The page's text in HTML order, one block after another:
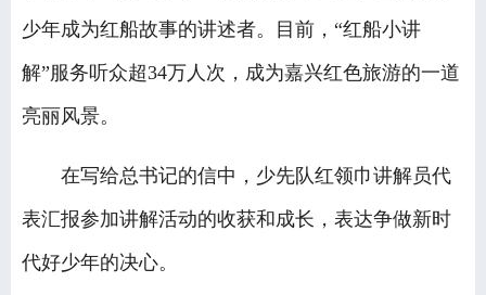
少年成为红船故事的讲述者。目前，“红船小讲
解”服务听众超34万人次，成为嘉兴红色旅游的一道
亮丽风景。
在写给总书记的信中，少先队红领巾讲解员代
表汇报参加讲解活动的收获和成长，表达争做新时
代好少年的决心。